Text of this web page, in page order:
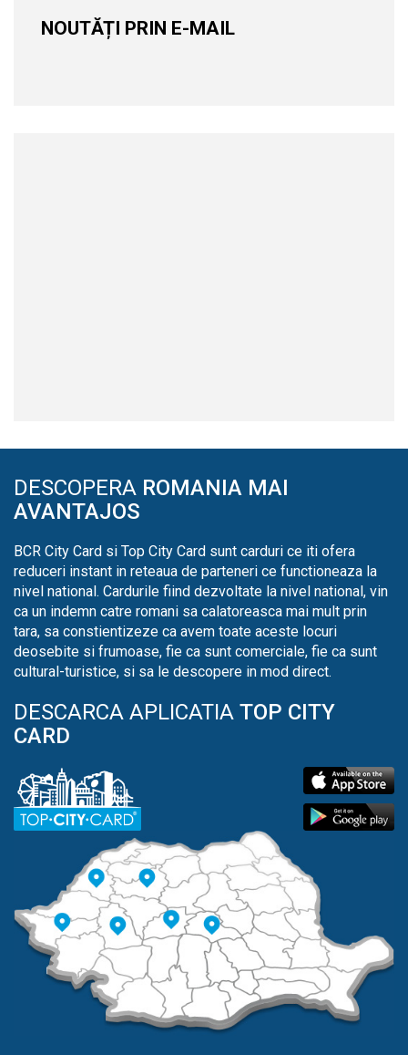
NOUTĂȚI PRIN E-MAIL
DESCOPERA ROMANIA MAI
AVANTAJOS
BCR City Card si Top City Card sunt carduri ce iti ofera
reduceri instant in reteaua de parteneri ce functioneaza la
nivel national. Cardurile fiind dezvoltate la nivel national, vin
ca un indemn catre romani sa calatoreasca mai mult prin
tara, sa constientizeze ca avem toate aceste locuri
deosebite si frumoase, fie ca sunt comerciale, fie ca sunt
cultural-turistice, si sa le descopere in mod direct.
DESCARCA APLICATIA TOP CITY
CARD